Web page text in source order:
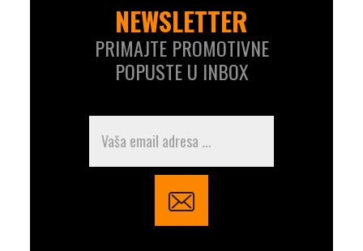
NEWSLETTER
PRIMAJTE PROMOTIVNE
POPUSTE U INBOX